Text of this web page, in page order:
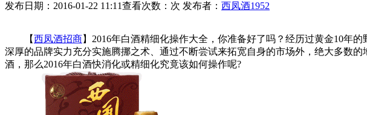
发布日期：2016-01-22 11:11查看次数： 次 发布者： 西凤酒1952
【西凤酒招商】2016年白酒精细化操作大全，你准备好了吗？经历过黄金10年
深厚的品牌实力充分实施腾挪之术、通过不断尝试来拓宽自身的市场外，绝大多数
酒，那么2016年白酒快消化或精细化究竟该如何操作呢?